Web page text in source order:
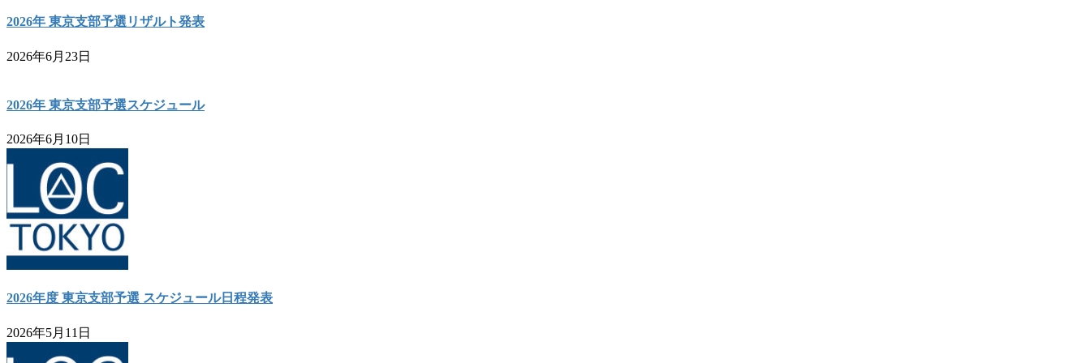
2026年 東京支部予選リザルト発表
2026年6月23日
2026年 東京支部予選スケジュール
2026年6月10日
2026年度 東京支部予選 スケジュール日程発表
2026年5月11日